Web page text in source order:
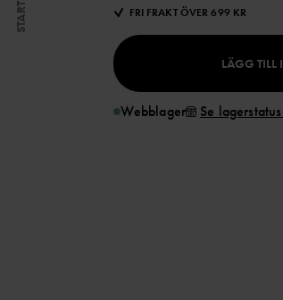
START
FRI FRAKT ÖVER 699 KR
LÄGG TILL
Webblager Se